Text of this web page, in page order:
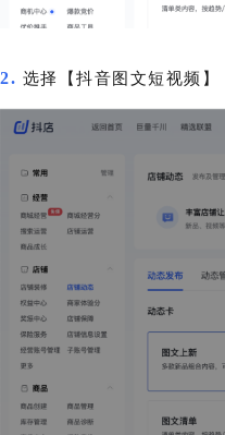
2. 选择【抖音图文短视频】